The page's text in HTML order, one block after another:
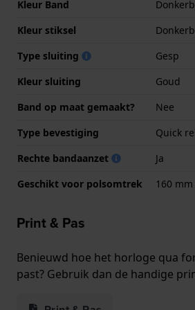
Kleur Band
Kleur stiksel
Type sluiting
Gesp
Kleur sluiting
Goud
Band op maat gemaakt?
Nee
Type bevestiging
Quick
Rechte bandaanzet
Ja
Geschikt voor polsomtrek
160
Print & Pas
Benieuwd hoe het horloge qua
past? Gebruik dan de handige